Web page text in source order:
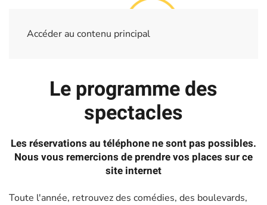
Accéder au contenu principal
Le programme des
spectacles
Les réservations au téléphone ne sont pas possibles.
Nous vous remercions de prendre vos places sur ce
site internet
Toute l'année, retrouvez des comédies, des boulevards,